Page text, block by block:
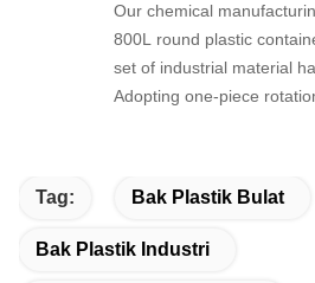
Our chemical
800L round plastic
set of industrial material
Adopting one-piece
production lines.
Tag: Bak Plastik Bulat
Bak Plastik Industri